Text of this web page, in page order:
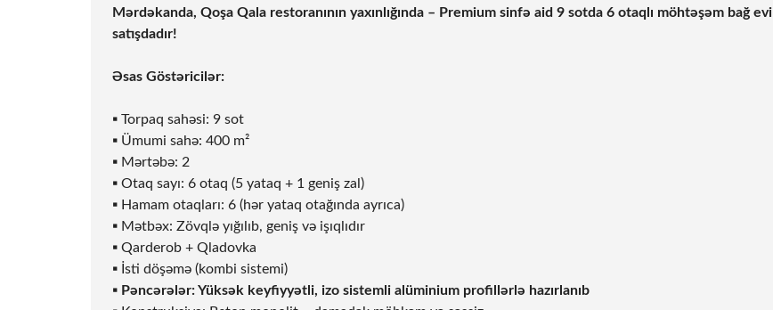
Mərdəkanda, Qoşa Qala restoranının yaxınlığında – Premium sinfə aid 9 sotda 6 otaqlı möhtəşəm bağ evi
satışdadır!
Əsas Göstəricilər:
▪ Torpaq sahəsi: 9 sot
▪ Ümumi sahə: 400 m²
▪ Mərtəbə: 2
▪ Otaq sayı: 6 otaq (5 yataq + 1 geniş zal)
▪ Hamam otaqları: 6 (hər yataq otağında ayrıca)
▪ Mətbəx: Zövqlə yığılıb, geniş və işıqlıdır
▪ Qarderob + Qladovka
▪ İsti döşəmə (kombi sistemi)
▪ Pəncərələr: Yüksək keyfiyyətli, izo sistemli alüminium profillərlə hazırlanıb